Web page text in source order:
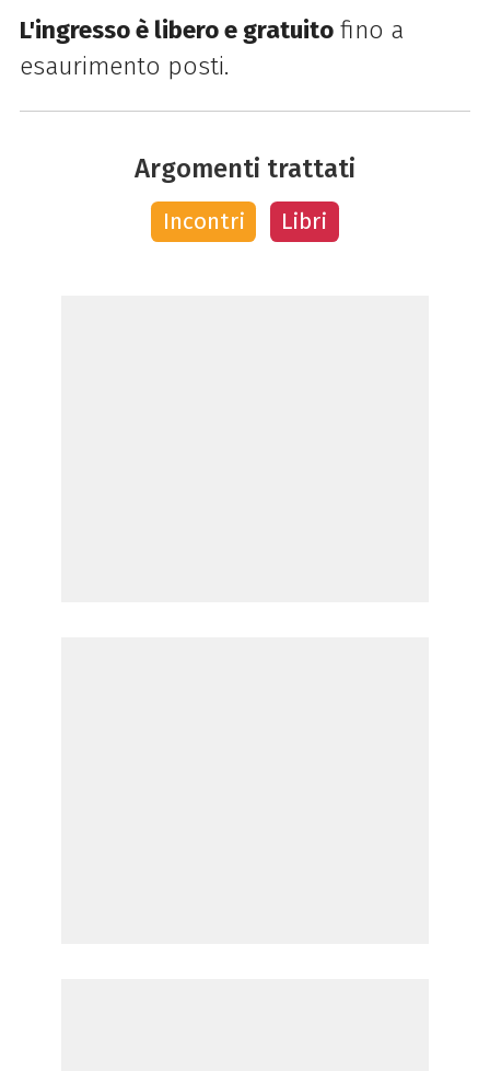
L'ingresso è libero e gratuitofino a
esaurimento posti.
Argomenti trattati
Incontri Libri